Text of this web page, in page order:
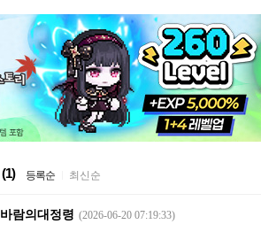
(1) 등록순 최신순
바람의대정령 (2026-06-20 07:19:33)